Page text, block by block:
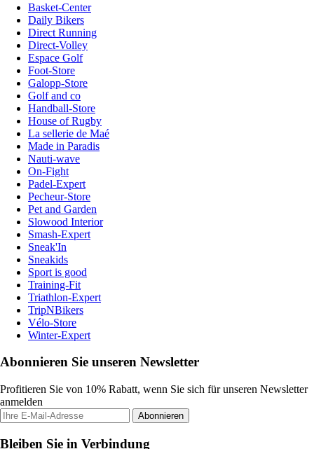
Basket-Center
Daily Bikers
Direct Running
Direct-Volley
Espace Golf
Foot-Store
Galopp-Store
Golf and co
Handball-Store
House of Rugby
La sellerie de Maé
Made in Paradis
Nauti-wave
On-Fight
Padel-Expert
Pecheur-Store
Pet and Garden
Slowood Interior
Smash-Expert
Sneak'In
Sneakids
Sport is good
Training-Fit
Triathlon-Expert
TripNBikers
Vélo-Store
Winter-Expert
Abonnieren Sie unseren Newsletter
Profitieren Sie von 10% Rabatt, wenn Sie sich für unseren Newsletter
anmelden
Abonnieren
Bleiben Sie in Verbindung